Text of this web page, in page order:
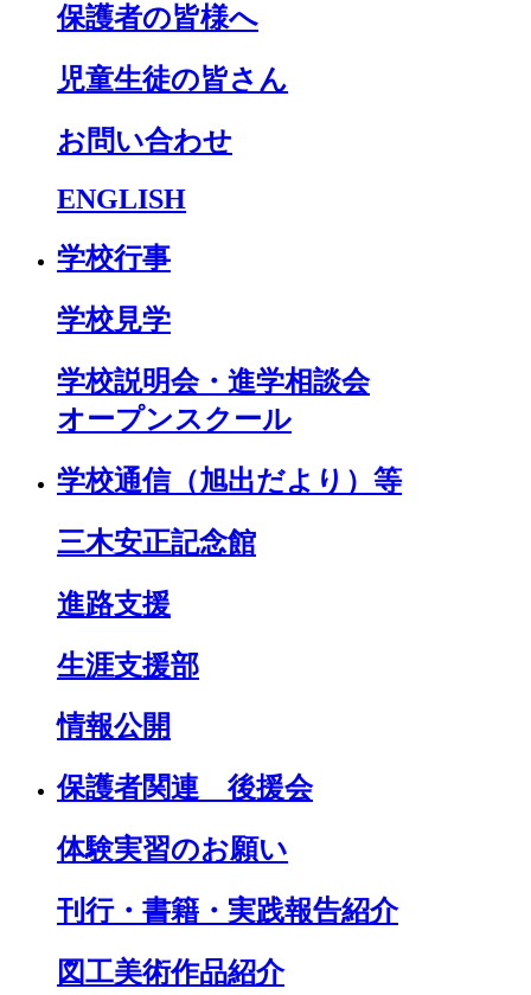
保護者の皆様へ
児童生徒の皆さん
お問い合わせ
ENGLISH
学校行事
学校見学
学校説明会・進学相談会
オープンスクール
学校通信（旭出だより）等
三木安正記念館
進路支援
生涯支援部
情報公開
保護者関連 後援会
体験実習のお願い
刊行・書籍・実践報告紹介
図工美術作品紹介